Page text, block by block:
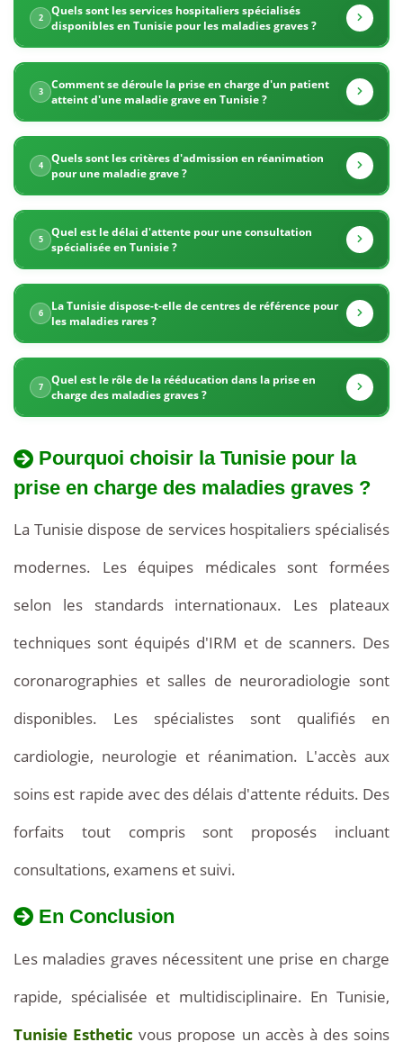
de
la
prise
en
charge
des
maladies
graves
en
Tunisie
?
tarifs
très
compétitifs
pour
en
charge
des
maladies
graves.
bilan
diagnostique
hospitalisation
en
soins
intensifs
de
2
Quels sont les services hospitaliers spécialisés
disponibles en Tunisie pour les maladies graves ?
3
Comment se déroule la prise en charge d'un patient
atteint d'une maladie grave en Tunisie ?
4
Quels sont les critères d'admission en réanimation
pour une maladie grave ?
5
Quel est le délai d'attente pour une consultation
spécialisée en Tunisie ?
6
La Tunisie dispose-t-elle de centres de référence pour
les maladies rares ?
7
Quel est le rôle de la rééducation dans la prise en
charge des maladies graves ?
Pourquoi choisir la Tunisie pour la
prise en charge des maladies graves ?
La Tunisie dispose de services hospitaliers spécialisés
modernes. Les équipes médicales sont formées
selon les standards internationaux. Les plateaux
techniques sont équipés d'IRM et de scanners. Des
coronarographies et salles de neuroradiologie sont
disponibles. Les spécialistes sont qualifiés en
cardiologie, neurologie et réanimation. L'accès aux
soins est rapide avec des délais d'attente réduits. Des
forfaits tout compris sont proposés incluant
consultations, examens et suivi.
En Conclusion
Les maladies graves nécessitent une prise en charge
rapide, spécialisée et multidisciplinaire. En Tunisie,
Tunisie Esthetic vous propose un accès à des soins